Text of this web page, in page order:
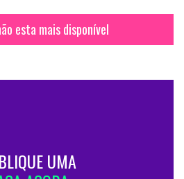
esta mais disponível
UMA